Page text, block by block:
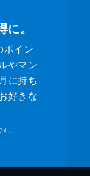
。
ポイン
やマン
に持ち
好きな
。